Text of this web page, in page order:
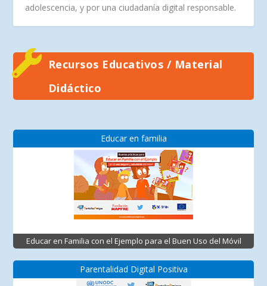
adolescencia, y por una ciudadanía digital responsable.
Recursos Educativos / Material
Didáctico
Educar en familia
Educar en Familia con el Ejemplo para el Buen Uso del Móvil
Parentalidad Digital Positiva